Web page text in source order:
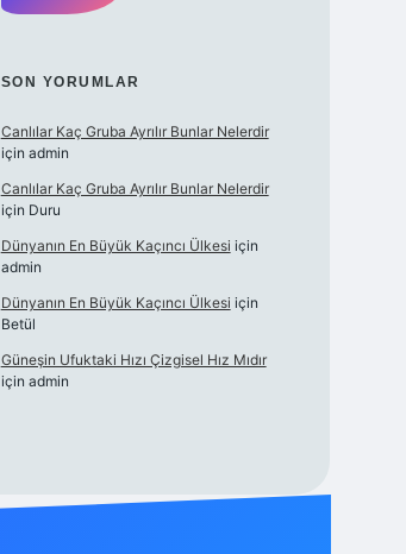
SON YORUMLAR
Canlılar Kaç Gruba Ayrılır Bunlar Nelerdir
için admin
Canlılar Kaç Gruba Ayrılır Bunlar Nelerdir
için Duru
Dünyanın En Büyük Kaçıncı Ülkesi için
admin
Dünyanın En Büyük Kaçıncı Ülkesi için
Betül
Güneşin Ufuktaki Hızı Çizgisel Hız Mıdır
için admin